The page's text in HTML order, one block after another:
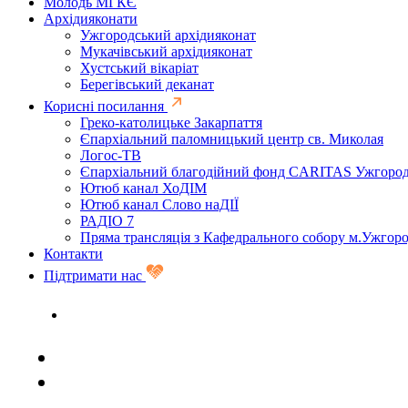
Архідияконати
Ужгородський архідияконат
Мукачівський архідияконат
Хустський вікаріат
Берегівський деканат
Корисні посилання
Греко-католицьке Закарпаття
Єпархіальний паломницький центр св. Миколая
Логос-ТВ
Єпархіальний благодійний фонд CARITAS
Ютюб канал ХоДІМ
Ютюб канал Слово наДІЇ
РАДІО 7
Пряма трансляція з Кафедрального собору
Контакти
Підтримати нас